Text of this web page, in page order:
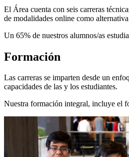
El Área cuenta con seis carreras
de modalidades online como
Un 65% de nuestros alumnos/as
Formación
Las carreras se imparten desde un
capacidades de las y los estudiantes.
Nuestra formación integral, incluye el